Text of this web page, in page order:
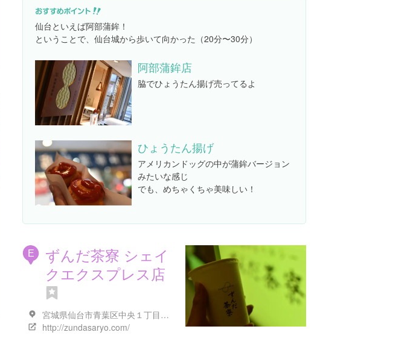
仙台といえば阿部蒲鉾！
ということで、仙台城から歩いて向かった（20分〜30分）
阿部蒲鉾店
脇でひょうたん揚げ売ってるよ
ひょうたん揚げ
アメリカンドッグの中が蒲鉾バージョン
みたいな感じ
でも、めちゃくちゃ美味しい！
E
ずんだ茶寮 シェイ
クエクスプレス店
宮城県仙台市青葉区中央１丁目１-１ 仙台駅 2F
http://zundasaryo.com/